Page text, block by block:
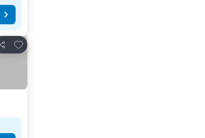
Κοινοποίηση
Προσθήκη στα αγαπημένα